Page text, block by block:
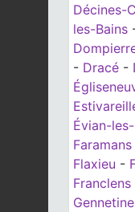
Décines-
les-Bains
- Dracé -
Évian-
Faramans
Flaxieu -
Franclens